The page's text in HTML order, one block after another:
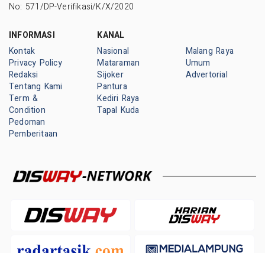
No: 571/DP-Verifikasi/K/X/2020
INFORMASI
Kontak
Privacy Policy
Redaksi
Tentang Kami
Term &
Condition
Pedoman
Pemberitaan
KANAL
Nasional
Mataraman
Sijoker
Pantura
Kediri Raya
Tapal Kuda
Malang Raya
Umum
Advertorial